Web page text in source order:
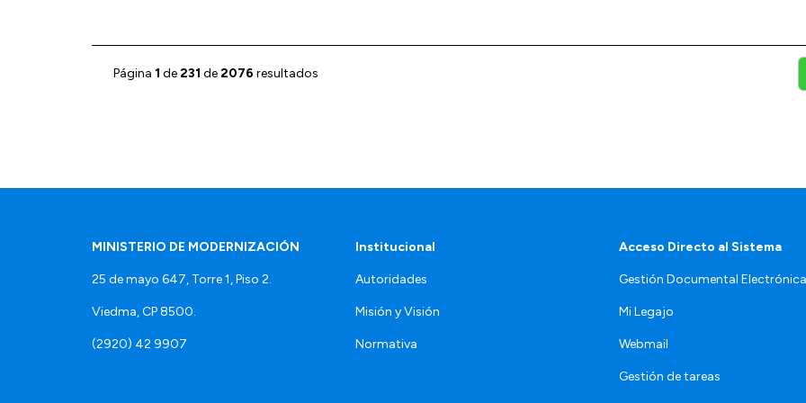
Página 1 de231 de2076 resultados
MINISTERIO DE MODERNIZACIÓN
25 de mayo 647, Torre 1, Piso 2.
Viedma, CP 8500.
(2920) 42 9907
Institucional
Autoridades
Misión y Visión
Normativa
Acceso Directo al Sistema
Gestión Documental Electrónica
Mi Legajo
Webmail
Gestión de tareas